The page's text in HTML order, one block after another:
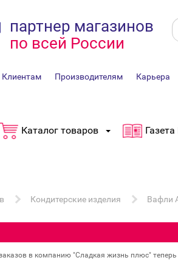
партнер магазинов
по всей России
Клиентам Производителям Карьера
Каталог товаров
Кондитерские изделия Вафли
в компанию "Сладкая жизнь плюс" теперь